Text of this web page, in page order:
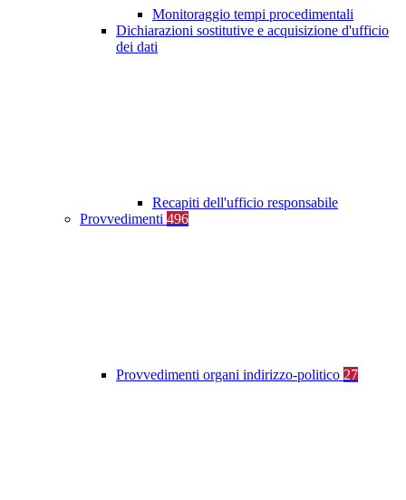
Monitoraggio tempi procedimentali
Dichiarazioni sostitutive e acquisizione d'ufficio
dei dati
Recapiti dell'ufficio responsabile
Provvedimenti 496
Provvedimenti organi indirizzo-politico 27